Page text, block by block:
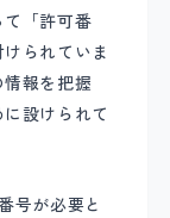
「許可番
られていま
報を把握
設けられて
号が必要と